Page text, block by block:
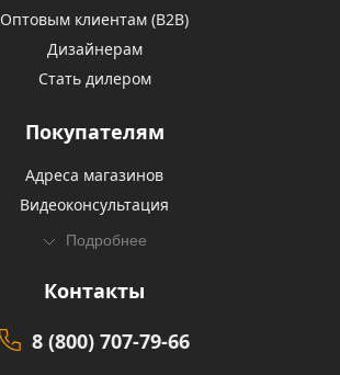
Оптовым клиентам (В2В)
Дизайнерам
Стать дилером
Покупателям
Адреса магазинов
Видеоконсультация
Подробнее
Контакты
8 (800) 707-79-66